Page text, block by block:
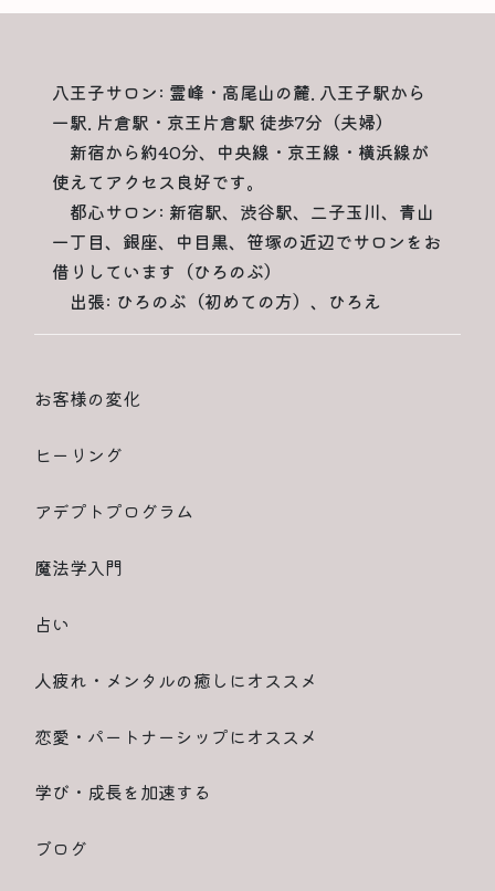
八王子サロン: 霊峰・高尾山の麓. 八王子駅から
一駅. 片倉駅・京王片倉駅 徒歩7分（夫婦）
新宿から約40分、中央線・京王線・横浜線が
使えてアクセス良好です。
都心サロン: 新宿駅、渋谷駅、二子玉川、青山
一丁目、銀座、中目黒、笹塚の近辺でサロンをお
借りしています（ひろのぶ）
出張: ひろのぶ（初めての方）、ひろえ
お客様の変化
ヒーリング
アデプトプログラム
魔法学入門
占い
人疲れ・メンタルの癒しにオススメ
恋愛・パートナーシップにオススメ
学び・成長を加速する
ブログ